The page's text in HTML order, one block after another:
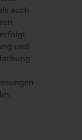
auch
und